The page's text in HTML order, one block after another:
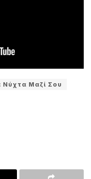
Νύχτα Μαζί Σου